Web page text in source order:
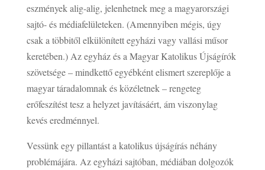
eszmények alig-alig, jelenhetnek meg a magyarországi
sajtó- és médiafelületeken. (Amennyiben mégis, úgy
csak a többitől elkülönített egyházi vagy vallási műsor
keretében.) Az egyház és a Magyar Katolikus Újságírók
szövetsége – mindkettő egyébként elismert szereplője a
magyar táradalomnak és közéletnek – rengeteg
erőfeszítést tesz a helyzet javításáért, ám viszonylag
kevés eredménnyel.
Vessünk egy pillantást a katolikus újságírás néhány
problémájára. Az egyházi sajtóban, médiában dolgozók